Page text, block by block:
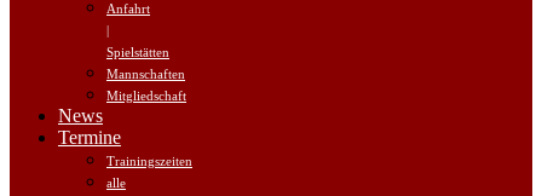
Anfahrt
|
Spielstätten
Mannschaften
Mitgliedschaft
News
Termine
Trainingszeiten
alle